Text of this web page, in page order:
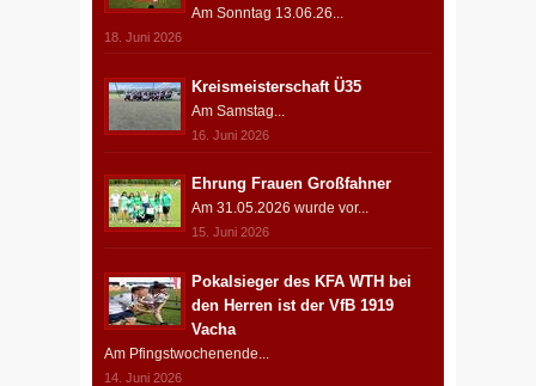
Am Sonntag 13.06.26...
18. Juni 2026
Kreismeisterschaft Ü35
Am Samstag...
16. Juni 2026
Ehrung Frauen Großfahner
Am 31.05.2026 wurde vor...
15. Juni 2026
Pokalsieger des KFA WTH bei
den Herren ist der VfB 1919
Vacha
Am Pfingstwochenende...
14. Juni 2026